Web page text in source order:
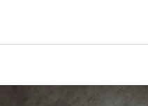
€39,90